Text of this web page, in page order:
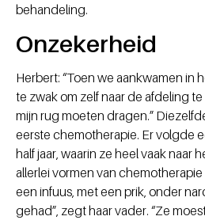
behandeling.
Onzekerheid
Herbert: “Toen we aankwamen in
te zwak om zelf naar de afdeling
mijn rug moeten dragen.”
eerste chemotherapie. Er volgde
half jaar, waarin ze heel vaak naar
allerlei vormen van
een infuus, met een prik, onder
gehad”, zegt haar vader. “Ze